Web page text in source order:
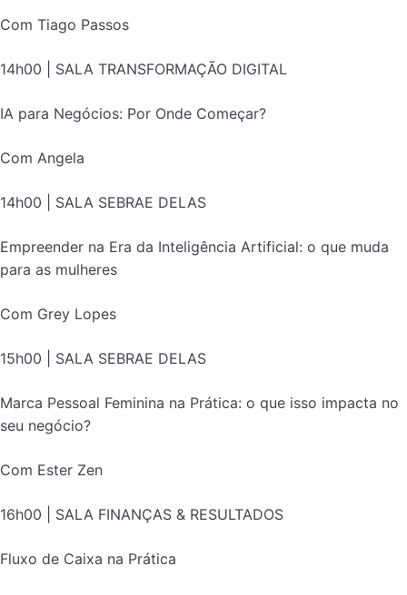
Com Tiago Passos
14h00 | SALA TRANSFORMAÇÃO DIGITAL
IA para Negócios: Por Onde Começar?
Com Angela
14h00 | SALA SEBRAE DELAS
Empreender na Era da Inteligência Artificial: o que muda
para as mulheres
Com Grey Lopes
15h00 | SALA SEBRAE DELAS
Marca Pessoal Feminina na Prática: o que isso impacta no
seu negócio?
Com Ester Zen
16h00 | SALA FINANÇAS & RESULTADOS
Fluxo de Caixa na Prática